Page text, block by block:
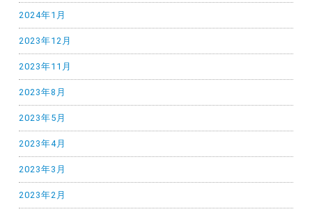
2024年1月
2023年12月
2023年11月
2023年8月
2023年5月
2023年4月
2023年3月
2023年2月